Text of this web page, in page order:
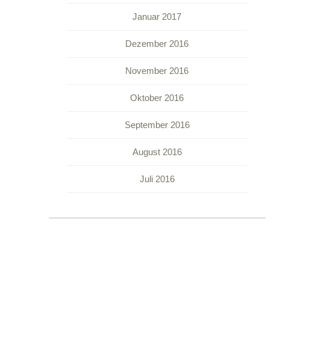
Januar 2017
Dezember 2016
November 2016
Oktober 2016
September 2016
August 2016
Juli 2016